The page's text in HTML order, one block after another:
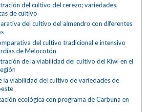
del cultivo del cerezo; variedades,
de cultivo
del cultivo del almendro con diferentes
del cultivo tradicional e intensivo
de Melocotón
de la viabilidad del cultivo del Kiwi en el
la viabilidad del cultivo de variedades de
ecológica con programa de Carbuna en